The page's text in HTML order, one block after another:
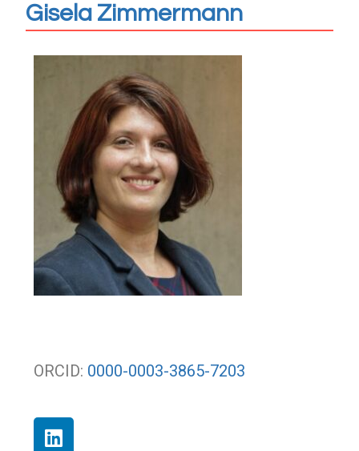
Gisela Zimmermann
ORCID: 0000-0003-3865-7203